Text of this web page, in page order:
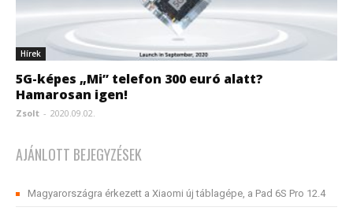
Hírek
5G-képes „Mi” telefon 300 euró alatt?
Hamarosan igen!
Zsolt - 2020.09.02.
AJÁNLOTT BEJEGYZÉSEK
Magyarországra érkezett a Xiaomi új táblagépe, a Pad 6S Pro 12.4